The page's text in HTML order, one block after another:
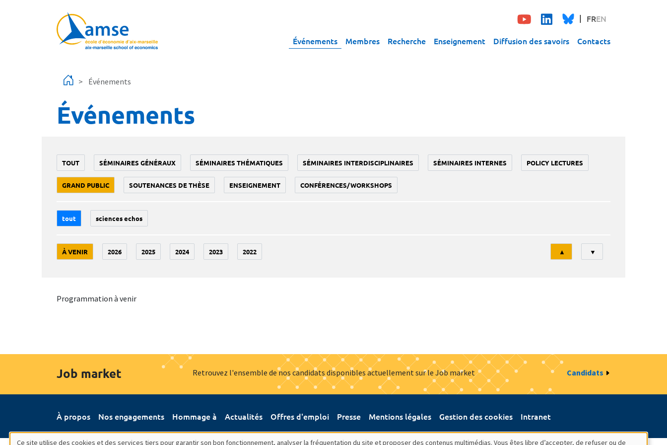
FREN
Événements Membres Recherche Enseignement Diffusion des savoirs Contacts
Événements
Événements
TOUT SÉMINAIRES GÉNÉRAUX SÉMINAIRES THÉMATIQUES SÉMINAIRES INTERDISCIPLINAIRES SÉMINAIRES INTERNES POLICY LECTURES
GRAND PUBLIC SOUTENANCES DE THÈSE ENSEIGNEMENT CONFÉRENCES/WORKSHOPS
tout sciences echos
À VENIR 2026 2025 2024 2023 2022
Tri
▲ ▼
Programmation à venir
Job market Retrouvez l'ensemble de nos candidats disponibles actuellement sur le Job market Candidats
À propos Nos engagements Hommage à Actualités Offres d'emploi Presse Mentions légales Gestion des cookies Intranet
Ce site utilise des cookies et des services tiers pour garantir son bon fonctionnement, analyser la fréquentation du site et proposer des contenus multimédias. Vous êtes libre d’accepter, de refuser ou de